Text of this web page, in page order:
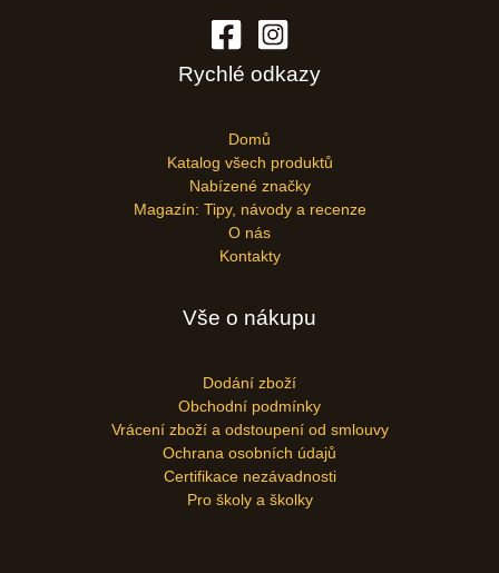
Rychlé odkazy
Domů
Katalog všech produktů
Nabízené značky
Magazín: Tipy, návody a recenze
O nás
Kontakty
Vše o nákupu
Dodání zboží
Obchodní podmínky
Vrácení zboží a odstoupení od smlouvy
Ochrana osobních údajů
Certifikace nezávadnosti
Pro školy a školky